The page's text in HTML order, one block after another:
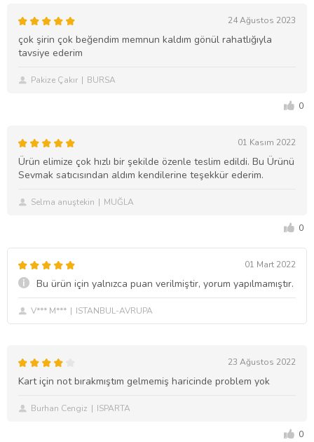
24 Ağustos 2023
çok şirin çok beğendim memnun kaldım gönül rahatlığıyla
tavsiye ederim
Pakize Çakır BURSA
0
01 Kasım 2022
Ürün elimize çok hızlı bir şekilde özenle teslim edildi. Bu Ürünü
Sevmak satıcısından aldım kendilerine teşekkür ederim.
Selma anuştekin MUĞLA
0
01 Mart 2022
Bu ürün için yalnızca puan verilmiştir, yorum yapılmamıştır.
V*** M*** ISTANBUL-AVRUPA
23 Ağustos 2022
Kart için not bırakmıştım gelmemiş haricinde problem yok
Burhan Cengiz ISPARTA
0